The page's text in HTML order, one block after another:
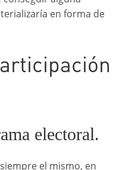
en forma de
electoral.
el mismo, en